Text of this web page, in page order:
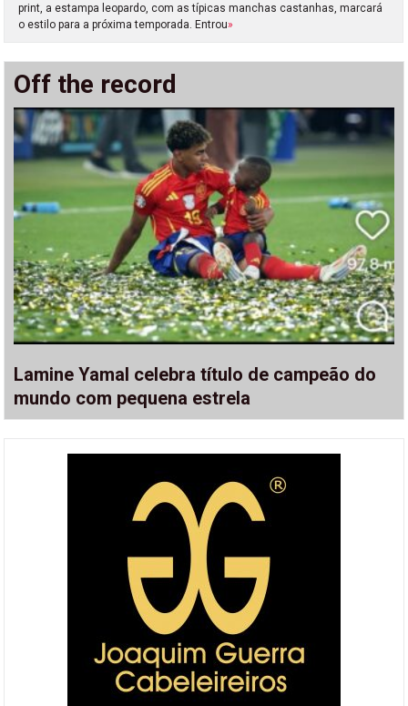
print, a estampa leopardo, com as típicas manchas castanhas, marcará
o estilo para a próxima temporada. Entrou»
Off the record
Lamine Yamal celebra título de campeão do
mundo com pequena estrela